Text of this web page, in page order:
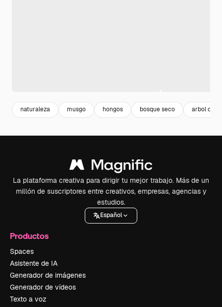
naturaleza musgo hongos bosque seco arbol
La plataforma creativa para dirigir tu mejor trabajo. Más de un
millón de suscriptores entre creativos, empresas, agencias y
estudios.
Español
Productos
Spaces
Asistente de IA
Generador de imágenes
Generador de vídeos
Texto a voz